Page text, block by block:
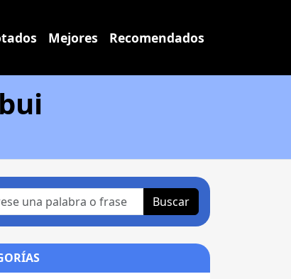
Mejores Recomendados
Buscar